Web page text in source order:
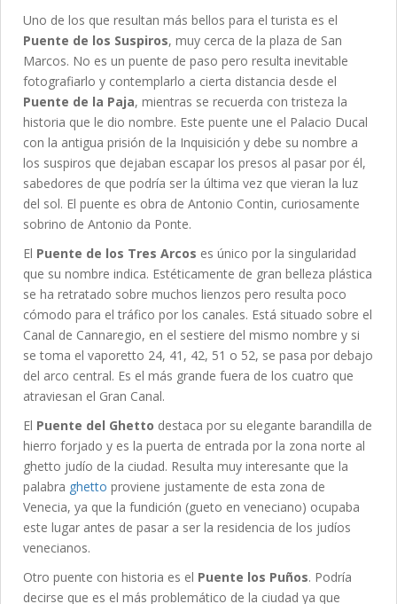
Uno de los que resultan más bellos para el turista es el
Puente de los Suspiros, muy cerca de la plaza de San
Marcos. No es un puente de paso pero resulta inevitable
fotografiarlo y contemplarlo a cierta distancia desde el
Puente de la Paja, mientras se recuerda con tristeza la
historia que le dio nombre. Este puente une el Palacio Ducal
con la antigua prisión de la Inquisición y debe su nombre a
los suspiros que dejaban escapar los presos al pasar por él,
sabedores de que podría ser la última vez que vieran la luz
del sol. El puente es obra de Antonio Contin, curiosamente
sobrino de Antonio da Ponte.
El Puente de los Tres Arcos es único por la singularidad
que su nombre indica. Estéticamente de gran belleza plástica
se ha retratado sobre muchos lienzos pero resulta poco
cómodo para el tráfico por los canales. Está situado sobre el
Canal de Cannaregio, en el sestiere del mismo nombre y si
se toma el vaporetto 24, 41, 42, 51 o 52, se pasa por debajo
del arco central. Es el más grande fuera de los cuatro que
atraviesan el Gran Canal.
El Puente del Ghetto destaca por su elegante barandilla de
hierro forjado y es la puerta de entrada por la zona norte al
ghetto judío de la ciudad. Resulta muy interesante que la
palabra ghetto proviene justamente de esta zona de
Venecia, ya que la fundición (gueto en veneciano) ocupaba
este lugar antes de pasar a ser la residencia de los judíos
venecianos.
Otro puente con historia es el Puente los Puños. Podría
decirse que es el más problemático de la ciudad ya que